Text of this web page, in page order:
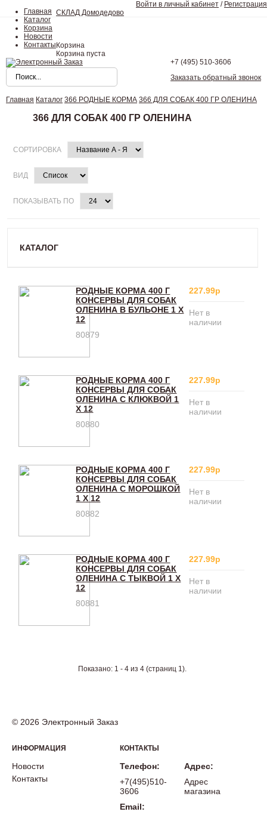
Главная
Каталог
Корзина
Новости
Контакты
Войти в личный кабинет / Регистрация
СКЛАД Домодедово
Корзина
Корзина пуста
+7 (495) 510-3606
Заказать обратный звонок
Главная Каталог 366 РОДНЫЕ КОРМА 366 ДЛЯ СОБАК 400 ГР ОЛЕНИНА
366 ДЛЯ СОБАК 400 ГР ОЛЕНИНА
СОРТИРОВКА
ВИД
ПОКАЗЫВАТЬ ПО
КАТАЛОГ
РОДНЫЕ КОРМА 400 Г
КОНСЕРВЫ ДЛЯ СОБАК
ОЛЕНИНА В БУЛЬОНЕ 1 Х
12
80879
227.99р
Нет в
наличии
РОДНЫЕ КОРМА 400 Г
КОНСЕРВЫ ДЛЯ СОБАК
ОЛЕНИНА С КЛЮКВОЙ 1
Х 12
80880
227.99р
Нет в
наличии
РОДНЫЕ КОРМА 400 Г
КОНСЕРВЫ ДЛЯ СОБАК
ОЛЕНИНА С МОРОШКОЙ
1 Х 12
80882
227.99р
Нет в
наличии
РОДНЫЕ КОРМА 400 Г
КОНСЕРВЫ ДЛЯ СОБАК
ОЛЕНИНА С ТЫКВОЙ 1 Х
12
80881
227.99р
Нет в
наличии
Показано: 1 - 4 из 4 (страниц 1).
© 2026 Электронный Заказ
ИНФОРМАЦИЯ
Новости
Контакты
КОНТАКТЫ
Телефон:
+7(495)510-
3606
Email:
Адрес:
Адрес
магазина